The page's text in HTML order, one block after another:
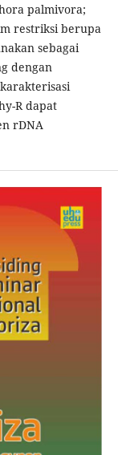
palmivora;
restriksi berupa
sebagai
dengan
R dapat
rDNA